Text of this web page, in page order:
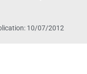
10/07/2012